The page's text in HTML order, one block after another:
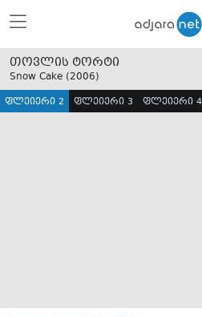
თოვლის ტორტი
Snow Cake (2006)
ფლეიერი 2 ფლეიერი 3 ფლეიერი 4